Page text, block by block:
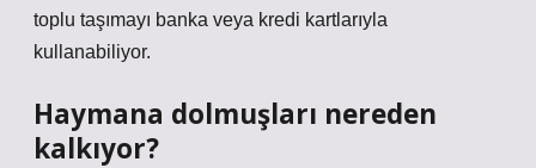
toplu taşımayı banka veya kredi kartlarıyla
kullanabiliyor.
Haymana dolmuşları nereden
kalkıyor?